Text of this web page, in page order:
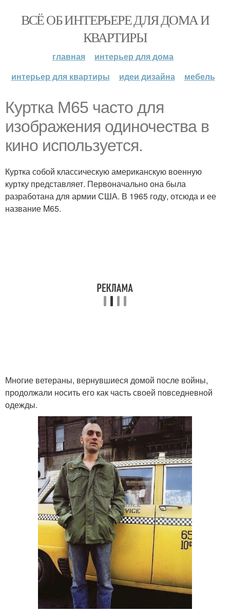
ВСЁ ОБ ИНТЕРЬЕРЕ ДЛЯ ДОМА И
КВАРТИРЫ
главная
интерьер для дома
интерьер для квартиры
идеи дизайна мебель
Куртка M65 часто для
изображения одиночества в
кино используется.
Куртка собой классическую американскую военную
куртку представляет. Первоначально она была
разработана для армии США. В 1965 году, отсюда и ее
название M65.
Многие ветераны, вернувшиеся домой после войны,
продолжали носить его как часть своей повседневной
одежды.